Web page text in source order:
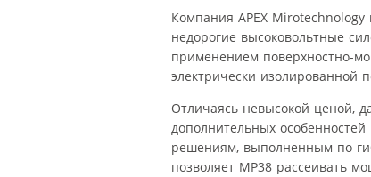
Компания APEX
недорогие высоковольтные
применением поверхностно-
электрически изолированной
Отличаясь невысокой ценой,
дополнительных
решениям, выполненным по
позволяет MP38 рассеивать